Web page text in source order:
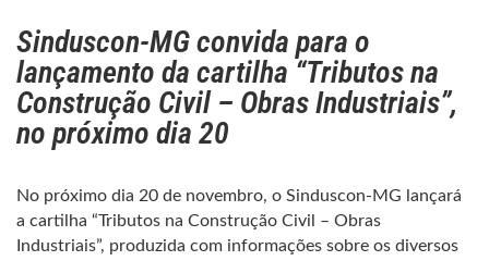
Sinduscon-MG convida para o
lançamento da cartilha “Tributos na
Construção Civil – Obras Industriais”,
no próximo dia 20
No próximo dia 20 de novembro, o Sinduscon-MG lançará
a cartilha “Tributos na Construção Civil – Obras
Industriais”, produzida com informações sobre os diversos